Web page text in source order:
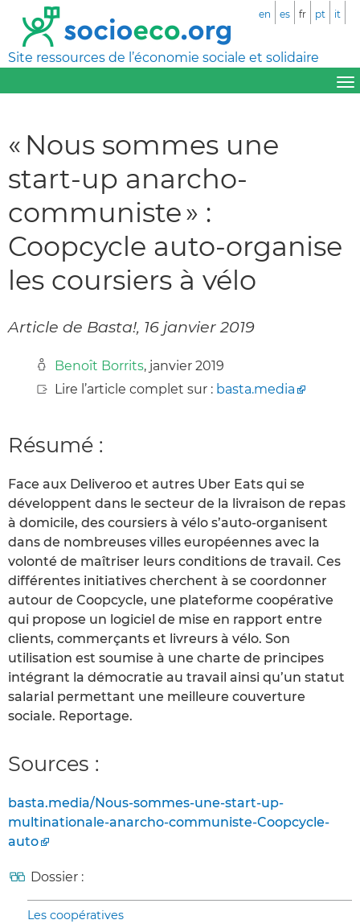
Site ressources de l’économie sociale et solidaire
en es fr pt it
« Nous sommes une
start-up anarcho-
communiste » :
Coopcycle auto-organise
les coursiers à vélo
Article de Basta!, 16 janvier 2019
Benoît Borrits, janvier 2019
Lire l’article complet sur : basta.media
Résumé :
Face aux Deliveroo et autres Uber Eats qui se
développent dans le secteur de la livraison de repas
à domicile, des coursiers à vélo s’auto-organisent
dans de nombreuses villes européennes avec la
volonté de maîtriser leurs conditions de travail. Ces
différentes initiatives cherchent à se coordonner
autour de Coopcycle, une plateforme coopérative
qui propose un logiciel de mise en rapport entre
clients, commerçants et livreurs à vélo. Son
utilisation est soumise à une charte de principes
intégrant la démocratie au travail ainsi qu’un statut
salarial permettant une meilleure couverture
sociale. Reportage.
Sources :
basta.media/Nous-sommes-une-start-up-
multinationale-anarcho-communiste-Coopcycle-
auto
Dossier :
Les coopératives